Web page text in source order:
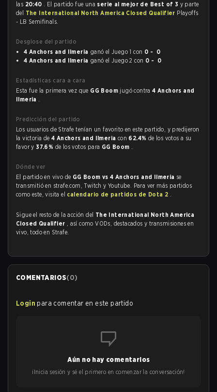
las 20:40 . El partido fue una serie al mejor de Best of 3 y parte
del The International North America Closed Qualifier Playoffs
- LB Semifinals.
Desglose del partido
4 Anchors and Ilmeria ganó el Juego 1 con 0 - 0
4 Anchors and Ilmeria ganó el Juego 2 con 0 - 0
Estadísticas cara a cara
Esta fue la primera vez que GG Boom jugó contra4 Anchors and
Ilmeria .
Predicción del partido
Los usuarios de Strafe tenían un favorito en este partido, y predijeron
la victoria de4 Anchors and Ilmeria con 62.4% de los votos a su
favor y37.6% de los votos para GG Boom .
Dónde ver
El partido en vivo de GG Boom vs 4 Anchors and Ilmeria se
transmitió en strafe.com, Twitch y Youtube. Para ver más partidos
como este, visita el calendario de partidos de Dota 2 .
Sigue el resto de la acción del The International North America
Closed Qualifier , así como VODs, destacados y transmisiones en
vivo, todo en Strafe.
COMENTARIOS(0)
Login para comentar en este partido
Aún no hay comentarios
¡Inicia sesión y sé el primero en comenzar la conversación!